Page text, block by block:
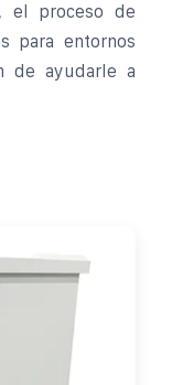
el proceso de
para entornos
de ayudarle a